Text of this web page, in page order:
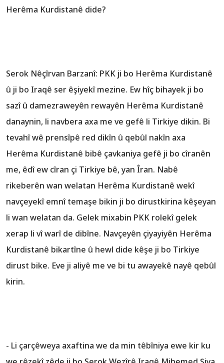
Herêma Kurdistanê dide?
Serok Nêçîrvan Barzanî: PKK ji bo Herêma Kurdistanê
û ji bo Iraqê ser êşiyekî mezine. Ew hîç bihayek ji bo
sazî û damezraweyên rewayên Herêma Kurdistanê
danaynin, li navbera axa me ve gefê li Tirkiye dikin. Bi
tevahî wê prensîpê red dikîn û qebûl nakîn axa
Herêma Kurdistanê bibê çavkaniya gefê ji bo cîranên
me, êdî ew cîran çi Tirkiye bê, yan Îran. Nabê
rikeberên wan welatan Herêma Kurdistanê wekî
navçeyekî emnî temaşe bikin ji bo dirustkirina kêşeyan
li wan welatan da. Gelek mixabin PKK rolekî gelek
xerap li vî warî de dibîne. Navçeyên çiyayiyên Herêma
Kurdistanê bikartîne û hewl dide kêşe ji bo Tirkiye
dirust bike. Eve ji aliyê me ve bi tu awayekê nayê qebûl
kirin.
- Li çarçêweya axaftina we da min têbîniya ewe kir ku